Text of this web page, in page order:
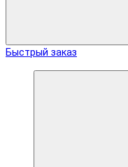
Быстрый заказ